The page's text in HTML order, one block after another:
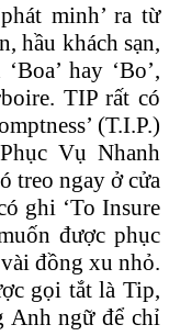
minh’ ra từ
hầu khách sạn,
hay ‘Bo’,
TIP rất có
(T.I.P.)
Vụ Nhanh
treo ngay ở cửa
ghi ‘To Insure
được phục
đồng xu nhỏ.
gọi tắt là Tip,
Anh ngữ để chỉ